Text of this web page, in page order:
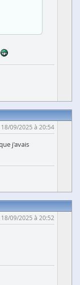
09/2025 à 20:54
j'avais
18/09/2025 à 20:52